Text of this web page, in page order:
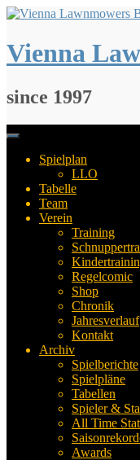
Springe
Inhalt
Vienna
since 1997
Spielplan
LLO
Tabelle
Team
Verein
Training
Regelcomic
Shop
Chronik
Jahresverlauf
Kontakt
Archiv
Spielberichte
Spielpläne
Tabellen
Spieler &
All Time
Awards